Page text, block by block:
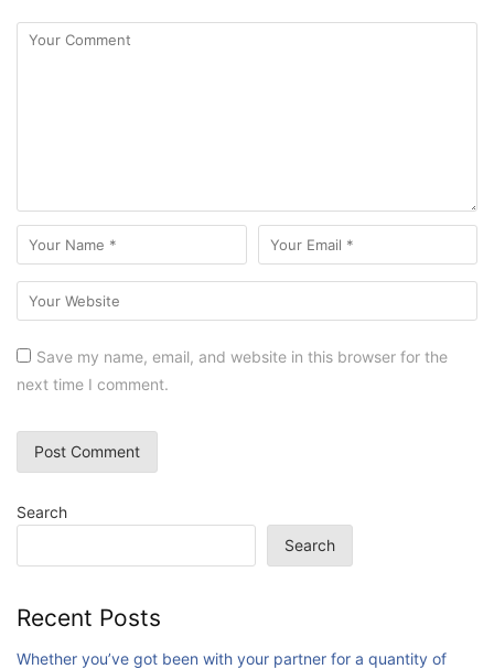
Save my name, email, and website in this browser for the
next time I comment.
Search
Search
Recent Posts
Whether you’ve got been with your partner for a quantity of